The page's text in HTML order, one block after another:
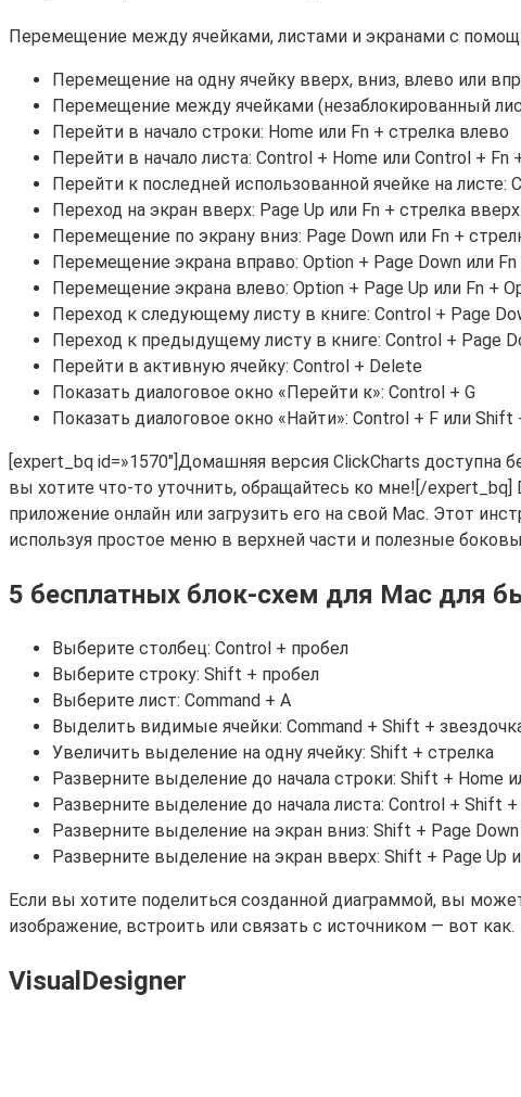
Перемещение между ячейками, листами и экранами с
Перемещение на одну ячейку вверх, вниз, влево или
Перемещение между ячейками (незаблокированный
Перейти в начало строки: Home или Fn + стрелка влево
Перейти в начало листа: Control + Home или Control + Fn
Перейти к последней использованной ячейке на листе:
Переход на экран вверх: Page Up или Fn + стрелка вверх
Перемещение по экрану вниз: Page Down или Fn +
Перемещение экрана вправо: Option + Page Down или
Перемещение экрана влево: Option + Page Up или Fn +
Переход к следующему листу в книге: Control + Page
Переход к предыдущему листу в книге: Control + Page
Перейти в активную ячейку: Control + Delete
Показать диалоговое окно «Перейти к»: Control + G
Показать диалоговое окно «Найти»: Control + F или Shift
[expert_bq id=»1570″]Домашняя версия ClickCharts
вы хотите что-то уточнить, обращайтесь ко мне![/
приложение онлайн или загрузить его на свой Mac. Этот
используя простое меню в верхней части и полезные
5 бесплатных блок-схем для Mac для
Выберите столбец: Control + пробел
Выберите строку: Shift + пробел
Выберите лист: Command + A
Выделить видимые ячейки: Command + Shift +
Увеличить выделение на одну ячейку: Shift + стрелка
Разверните выделение до начала строки: Shift + Home
Разверните выделение до начала листа: Control + Shift
Разверните выделение на экран вниз: Shift + Page
Разверните выделение на экран вверх: Shift + Page Up
Если вы хотите поделиться созданной диаграммой, вы
изображение, встроить или связать с источником — вот как.
VisualDesigner